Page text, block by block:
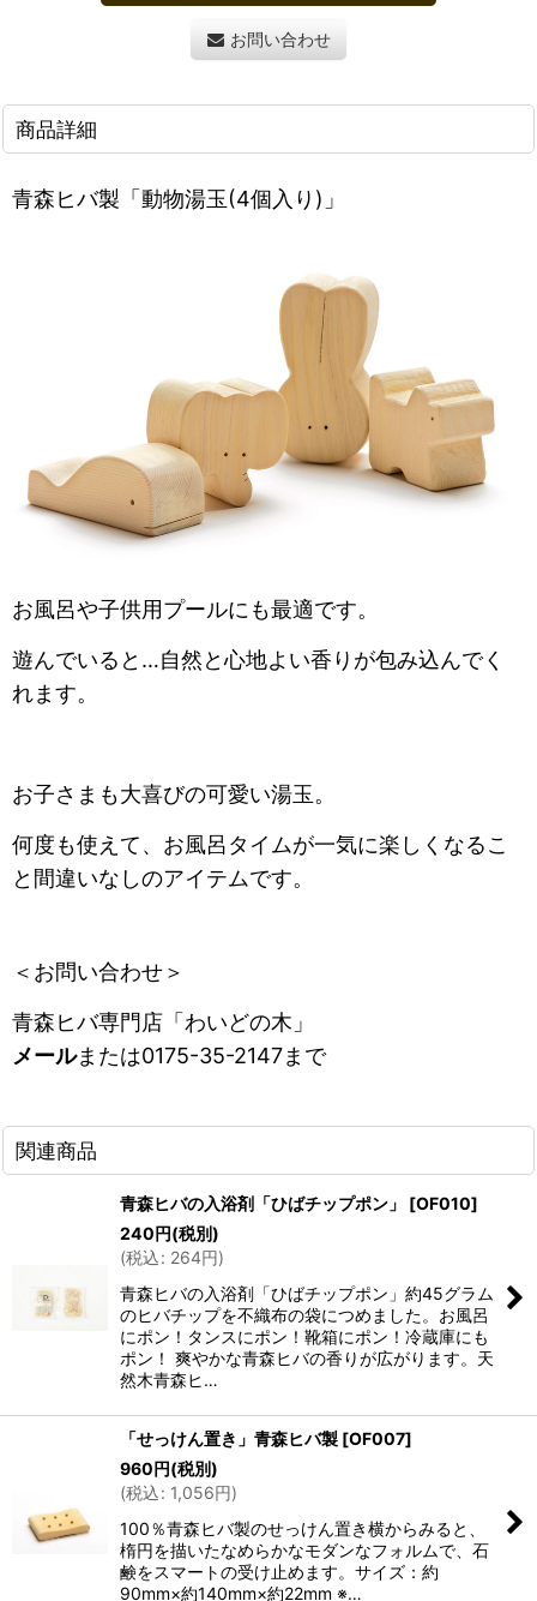
お問い合わせ
商品詳細
青森ヒバ製「動物湯玉(4個入り)」
お風呂や子供用プールにも最適です。
遊んでいると…自然と心地よい香りが包み込んでく
れます。
お子さまも大喜びの可愛い湯玉。
何度も使えて、お風呂タイムが一気に楽しくなるこ
と間違いなしのアイテムです。
＜お問い合わせ＞
青森ヒバ専門店「わいどの木」
メールまたは0175-35-2147まで
関連商品
青森ヒバの入浴剤「ひばチップポン」 [OF010]
240円(税別)
(税込: 264円)
青森ヒバの入浴剤「ひばチップポン」約45グラム
のヒバチップを不織布の袋につめました。お風呂
にポン！タンスにポン！靴箱にポン！冷蔵庫にも
ポン！ 爽やかな青森ヒバの香りが広がります。天
然木青森ヒ…
「せっけん置き」青森ヒバ製 [OF007]
960円(税別)
(税込: 1,056円)
100％青森ヒバ製のせっけん置き横からみると、
楕円を描いたなめらかなモダンなフォルムで、石
鹸をスマートの受け止めます。サイズ：約
90mm×約140mm×約22mm ※…